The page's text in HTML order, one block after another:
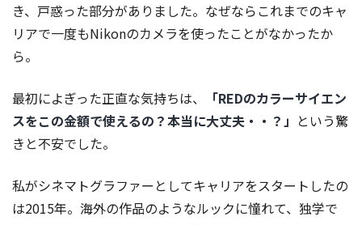
き、戸惑った部分がありました。なぜならこれまでのキャ
リアで一度もNikonのカメラを使ったことがなかったか
ら。
最初によぎった正直な気持ちは、
「REDのカラーサイエン
スをこの金額で使えるの？本当に大丈夫・・？」 という驚
きと不安でした。
私がシネマトグラファーとしてキャリアをスタートしたの
は2015年。海外の作品のようなルックに憧れて、独学で